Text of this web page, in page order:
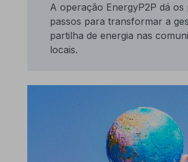
A operação EnergyP2P dá os
passos para transformar a
partilha de energia nas
locais.